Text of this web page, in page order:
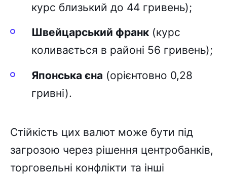
курс близький до 44 гривень);
Швейцарський франк (курс
коливається в районі 56 гривень);
Японська єна (орієнтовно 0,28
гривні).
Стійкість цих валют може бути під
загрозою через рішення центробанків,
торговельні конфлікти та інші